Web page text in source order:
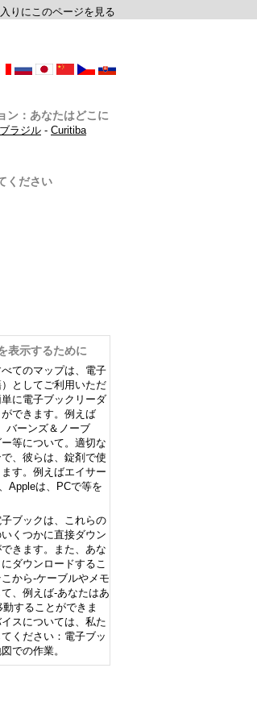
りにこのページを見る
ン：あなたはどこに
ブラジル - Curitiba
ください
表示するために
てのマップは、電子
としてご利用いただ
に電子ブックリーダ
できます。例えば
バーンズ＆ノーブ
等について。適切な
、彼らは、錠剤で使
す。例えばエイサー
Appleは、PCで等を
ブックは、これらの
くつかに直接ダウン
きます。また、あな
ダウンロードするこ
から-ケーブルやメモ
、例えば-あなたはあ
することができま
スについては、私た
ください：電子ブッ
での作業。